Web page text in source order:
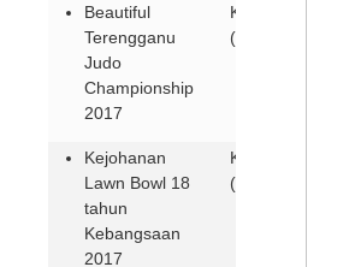
Beautiful
Terengganu
Judo
Championship
2017
Kuala
(12-15 Mei
Kejohanan
Lawn Bowl 18
tahun
Kebangsaan
2017
Kuala
(11-14 Mei